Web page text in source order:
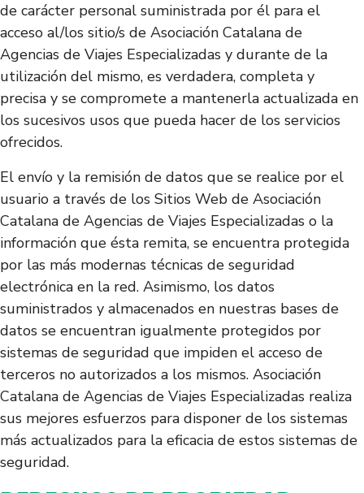
de carácter personal suministrada por él para el
acceso al/los sitio/s de Asociación Catalana de
Agencias de Viajes Especializadas y durante de la
utilización del mismo, es verdadera, completa y
precisa y se compromete a mantenerla actualizada en
los sucesivos usos que pueda hacer de los servicios
ofrecidos.
El envío y la remisión de datos que se realice por el
usuario a través de los Sitios Web de Asociación
Catalana de Agencias de Viajes Especializadas o la
información que ésta remita, se encuentra protegida
por las más modernas técnicas de seguridad
electrónica en la red. Asimismo, los datos
suministrados y almacenados en nuestras bases de
datos se encuentran igualmente protegidos por
sistemas de seguridad que impiden el acceso de
terceros no autorizados a los mismos. Asociación
Catalana de Agencias de Viajes Especializadas realiza
sus mejores esfuerzos para disponer de los sistemas
más actualizados para la eficacia de estos sistemas de
seguridad.